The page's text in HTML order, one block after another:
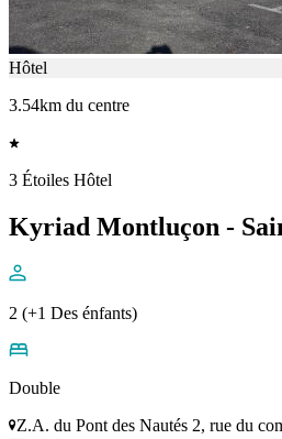
Hôtel
3.54km du centre
3 Étoiles Hôtel
Kyriad Montluçon -
2 (+1 Des énfants)
Double
Z.A. du Pont des Nautés 2, rue du